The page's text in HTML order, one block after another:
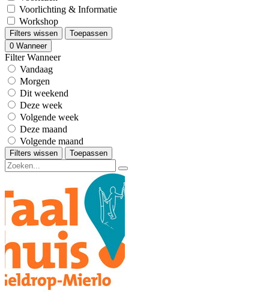
Voorlichting & Informatie
Workshop
Filters wissen
Toepassen
0 Wanneer
Filter Wanneer
Vandaag
Morgen
Dit weekend
Deze week
Volgende week
Deze maand
Volgende maand
Filters wissen Toepassen